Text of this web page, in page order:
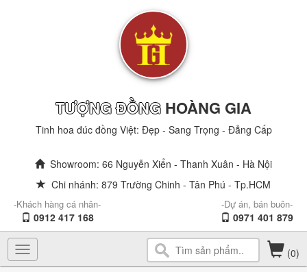
TƯỢNG ĐỒNG HOÀNG GIA
Tinh hoa đúc đồng Việt: Đẹp - Sang Trọng - Đẳng Cấp
Showroom: 66 Nguyễn Xiển - Thanh Xuân - Hà Nội
Chi nhánh: 879 Trường Chinh - Tân Phú - Tp.HCM
-Khách hàng cá nhân-
0912 417 168
-Dự án, bán buôn-
0971 401 879
Toggle
navigation
(0)